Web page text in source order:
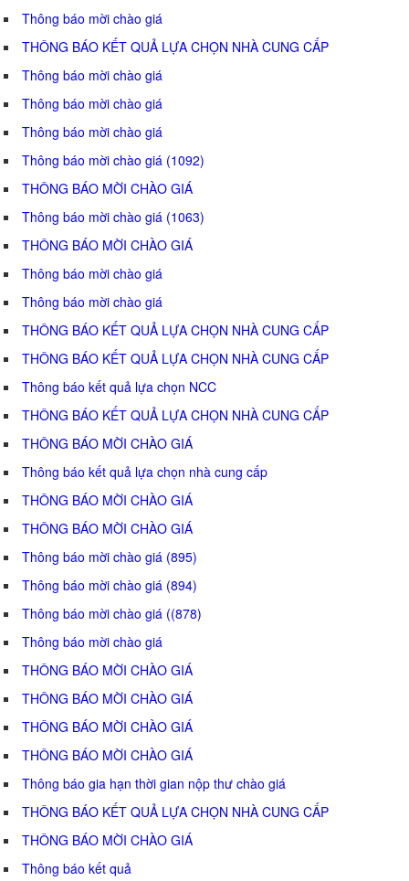
Thông báo mời chào giá
THÔNG BÁO KẾT QUẢ LỰA CHỌN NHÀ CUNG CẤP
Thông báo mời chào giá
Thông báo mời chào giá
Thông báo mời chào giá
Thông báo mời chào giá (1092)
THÔNG BÁO MỜI CHÀO GIÁ
Thông báo mời chào giá (1063)
THÔNG BÁO MỜI CHÀO GIÁ
Thông báo mời chào giá
Thông báo mời chào giá
THÔNG BÁO KẾT QUẢ LỰA CHỌN NHÀ CUNG CẤP
THÔNG BÁO KẾT QUẢ LỰA CHỌN NHÀ CUNG CẤP
Thông báo kết quả lựa chọn NCC
THÔNG BÁO KẾT QUẢ LỰA CHỌN NHÀ CUNG CẤP
THÔNG BÁO MỜI CHÀO GIÁ
Thông báo kết quả lựa chọn nhà cung cấp
THÔNG BÁO MỜI CHÀO GIÁ
THÔNG BÁO MỜI CHÀO GIÁ
Thông báo mời chào giá (895)
Thông báo mời chào giá (894)
Thông báo mời chào giá ((878)
Thông báo mời chào giá
THÔNG BÁO MỜI CHÀO GIÁ
THÔNG BÁO MỜI CHÀO GIÁ
THÔNG BÁO MỜI CHÀO GIÁ
THÔNG BÁO MỜI CHÀO GIÁ
Thông báo gia hạn thời gian nộp thư chào giá
THÔNG BÁO KẾT QUẢ LỰA CHỌN NHÀ CUNG CẤP
THÔNG BÁO MỜI CHÀO GIÁ
Thông báo kết quả